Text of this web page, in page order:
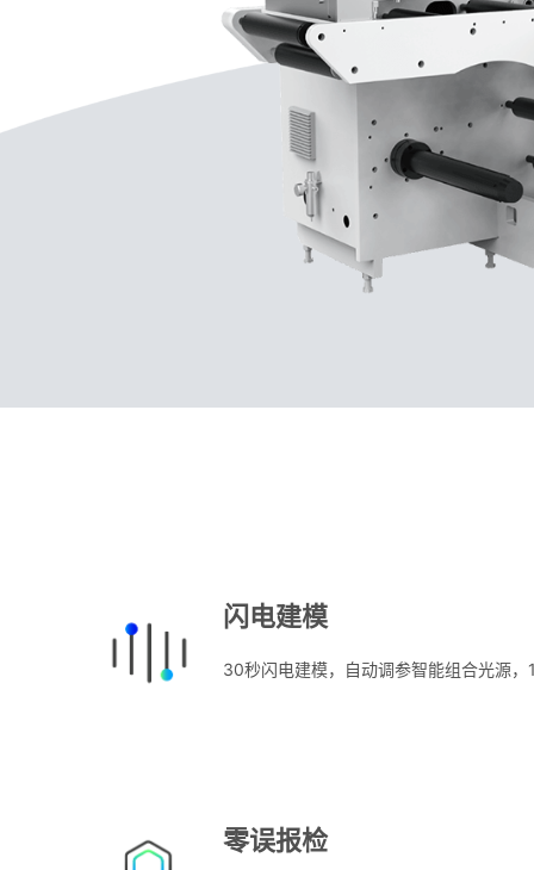
闪电建模
30秒闪电建模，自动调参智能组合光源
零误报检